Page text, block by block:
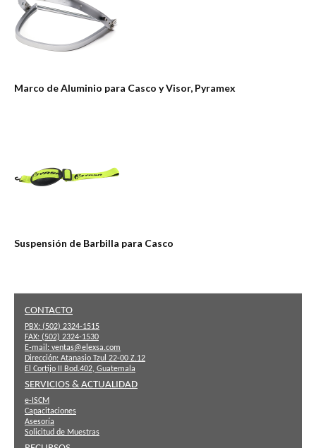
Marco de Aluminio para Casco y Visor, Pyramex
Suspensión de Barbilla para Casco
CONTACTO
PBX: (502) 2324-1515
FAX: (502) 2324-1530
E-mail: ventas@elexsa.com
Dirección: Atanasio Tzul 22-00 Z.12
El Cortijo II Bod.402, Guatemala
SERVICIOS & ACTUALIDAD
e-ISCM
Capacitaciones
Asesoría
Solicitud de Muestras